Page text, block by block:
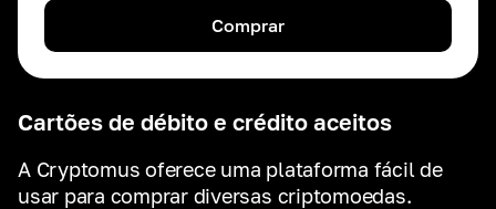
Cartões de débito e crédito aceitos
A Cryptomus oferece uma plataforma fácil de
usar para comprar diversas criptomoedas.
Comprar